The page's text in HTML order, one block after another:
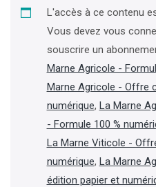
L'accès à ce contenu
Vous devez vous
souscrire un
Marne Agricole -
Marne Agricole - Offre
numérique, La Marne
- Formule 100 %
La Marne Viticole -
numérique, La Marne
édition papier et